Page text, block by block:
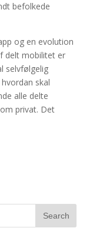
befolkede
og en evolution
delt mobilitet er
selvfølgelig
skal
alle delte
privat. Det